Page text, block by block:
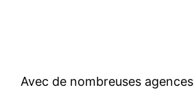
Avec de nombreuses